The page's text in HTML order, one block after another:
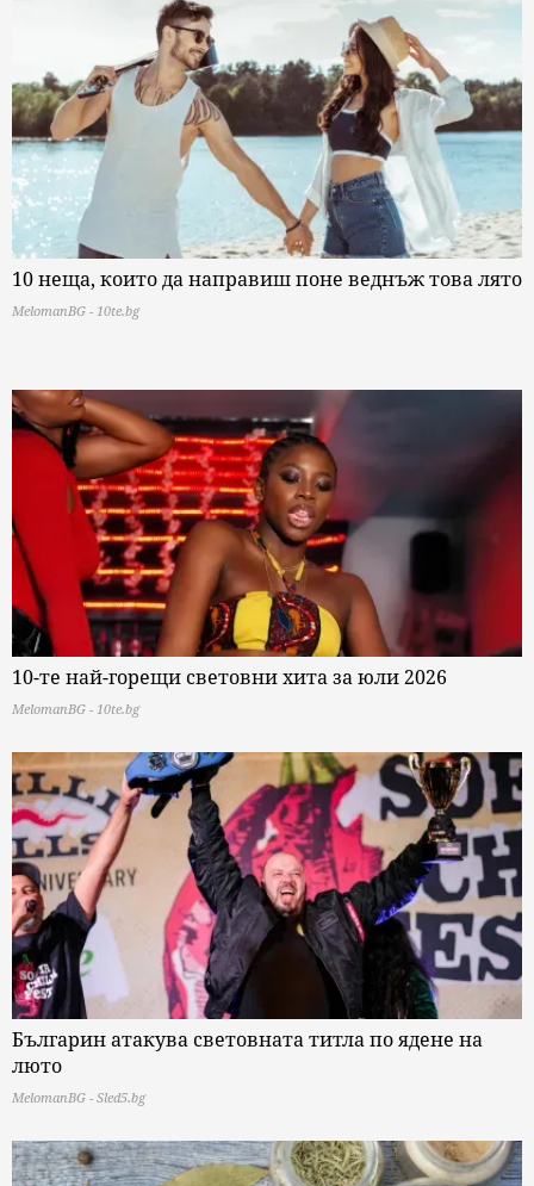
10 неща, които да направиш поне веднъж това лято
MelomanBG - 10te.bg
10-те най-горещи световни хита за юли 2026
MelomanBG - 10te.bg
Българин атакува световната титла по ядене на
люто
MelomanBG - Sled5.bg